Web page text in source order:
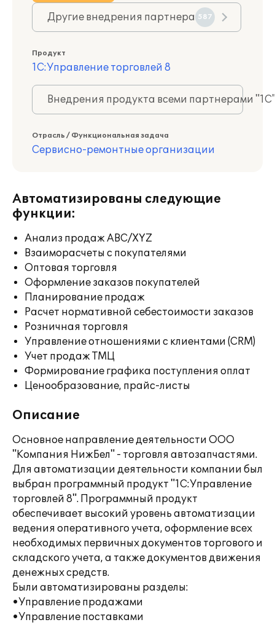
Другие внедрения партнера 587
Продукт
1С:Управление торговлей 8
Внедрения продукта всеми партнерами
Отрасль / Функциональная задача
Сервисно-ремонтные организации
Автоматизированы следующие
функции:
Анализ продаж ABC/XYZ
Взаиморасчеты с покупателями
Оптовая торговля
Оформление заказов покупателей
Планирование продаж
Расчет нормативной себестоимости заказов
Розничная торговля
Управление отношениями с клиентами (CRM)
Учет продаж ТМЦ
Формирование графика поступления оплат
Ценообразование, прайс-листы
Описание
Основное направление деятельности ООО
"Компания НижБел" - торговля автозапчастями.
Для автоматизации деятельности компании был
выбран программный продукт "1С:Управление
торговлей 8". Программный продукт
обеспечивает высокий уровень автоматизации
ведения оперативного учета, оформление всех
необходимых первичных документов торгового и
складского учета, а также документов движения
денежных средств.
Были автоматизированы разделы:
•Управление продажами
•Управление поставками